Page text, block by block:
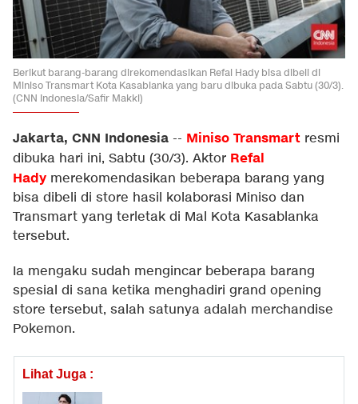
Berikut barang-barang direkomendasikan Refal Hady bisa dibeli di
Miniso Transmart Kota Kasablanka yang baru dibuka pada Sabtu (30/3).
(CNN Indonesia/Safir Makki)
Jakarta, CNN Indonesia -- Miniso Transmart resmi
dibuka hari ini, Sabtu (30/3). Aktor Refal
Hady merekomendasikan beberapa barang yang
bisa dibeli di store hasil kolaborasi Miniso dan
Transmart yang terletak di Mal Kota Kasablanka
tersebut.
Ia mengaku sudah mengincar beberapa barang
spesial di sana ketika menghadiri grand opening
store tersebut, salah satunya adalah merchandise
Pokemon.
Lihat Juga :